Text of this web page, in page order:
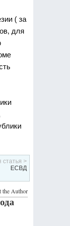
( за
для
>
ЕСВД
the Author